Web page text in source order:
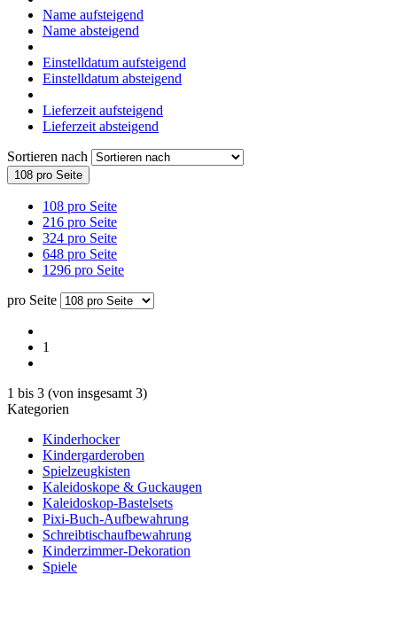
Name aufsteigend
Name absteigend
Einstelldatum aufsteigend
Einstelldatum absteigend
Lieferzeit aufsteigend
Lieferzeit absteigend
Sortieren nach
108 pro Seite
108 pro Seite
216 pro Seite
324 pro Seite
648 pro Seite
1296 pro Seite
pro Seite
1
1 bis 3 (von insgesamt 3)
Kategorien
Kinderhocker
Kindergarderoben
Spielzeugkisten
Kaleidoskope & Guckaugen
Kaleidoskop-Bastelsets
Pixi-Buch-Aufbewahrung
Schreibtischaufbewahrung
Kinderzimmer-Dekoration
Spiele